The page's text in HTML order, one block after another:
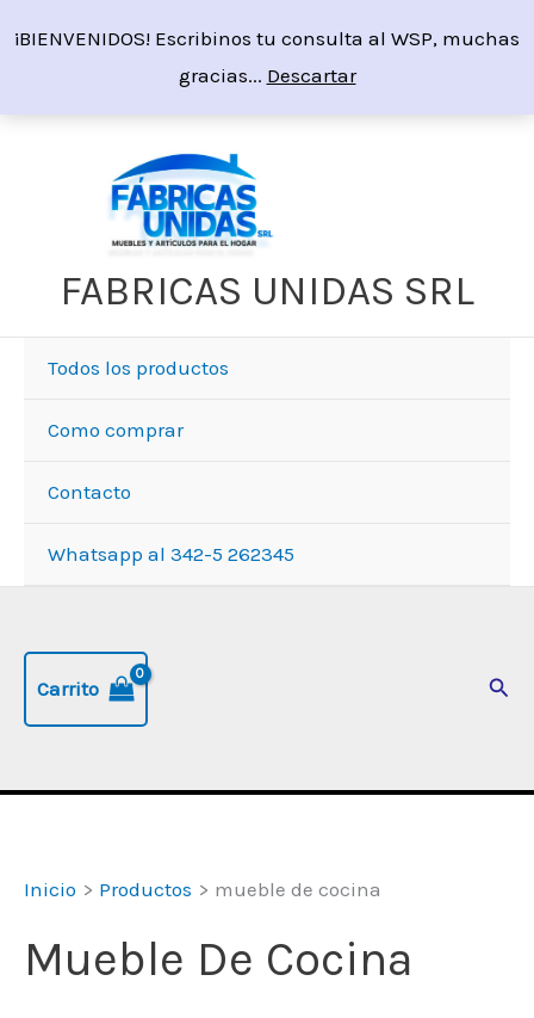
¡BIENVENIDOS! Escribinos tu consulta al WSP, muchas
gracias... Descartar
FABRICAS UNIDAS SRL
Todos los productos
Como comprar
Contacto
Whatsapp al 342-5 262345
Carrito
Inicio Productos mueble de cocina
Mueble De Cocina